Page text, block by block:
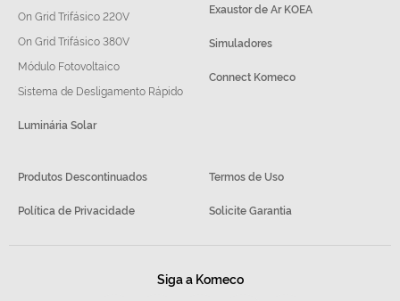
On Grid Trifásico 220V
On Grid Trifásico 380V
Módulo Fotovoltaico
Sistema de Desligamento Rápido
Luminária Solar
Exaustor de Ar KOEA
Simuladores
Connect Komeco
Produtos Descontinuados Termos de Uso
Política de Privacidade Solicite Garantia
Siga a Komeco